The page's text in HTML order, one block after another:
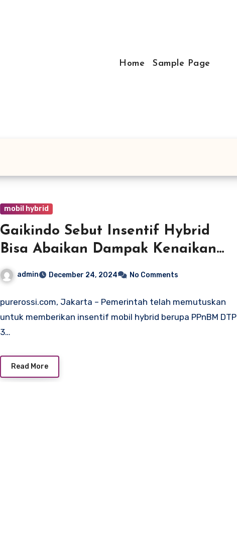
Home Sample Page
mobil hybrid
Gaikindo Sebut Insentif Hybrid
Bisa Abaikan Dampak Kenaikan
PPN 12 Persen
admin December 24, 2024 No Comments
purerossi.com, Jakarta – Pemerintah telah memutuskan
untuk memberikan insentif mobil hybrid berupa PPnBM DTP
3…
Read More